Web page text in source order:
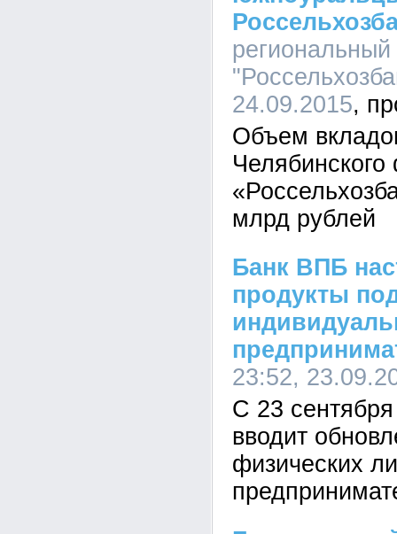
24.09.2015
Объем
млрд рублей
Банк ВПБ
продукты
23:52,
С 23
вводит
физических